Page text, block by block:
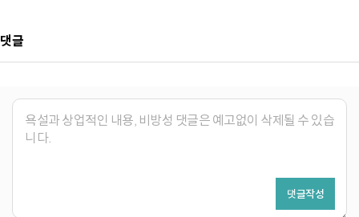
댓글
댓글작성